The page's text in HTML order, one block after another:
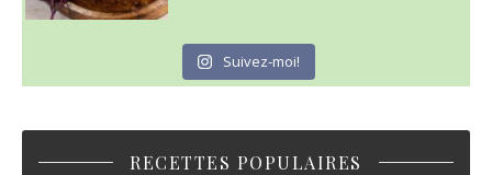
Suivez-moi!
RECETTES POPULAIRES